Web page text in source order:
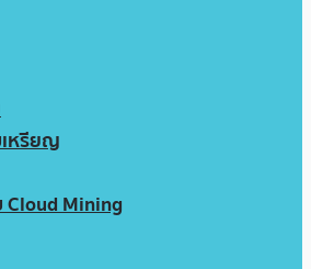
เหรียญ
Cloud Mining